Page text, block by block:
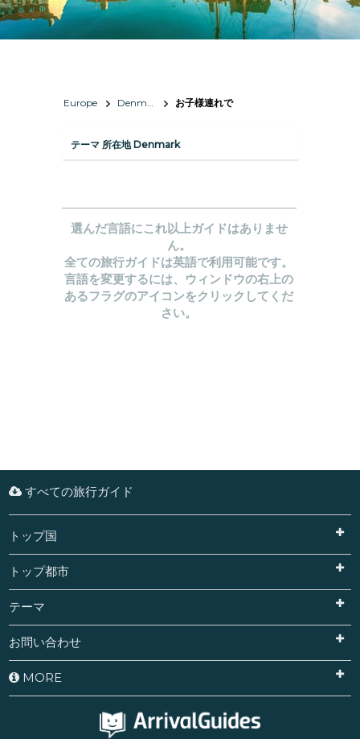
Europe Denmark お子様連れで
テーマ 所在地 Denmark
選んだ言語にこれ以上ガイドはありませ
ん。
全ての旅行ガイドは英語で利用可能です。
言語を変更するには、ウィンドウの右上の
あるフラグのアイコンをクリックしてくだ
さい。
すべての旅行ガイド
トップ国
トップ都市
テーマ
お問い合わせ
MORE